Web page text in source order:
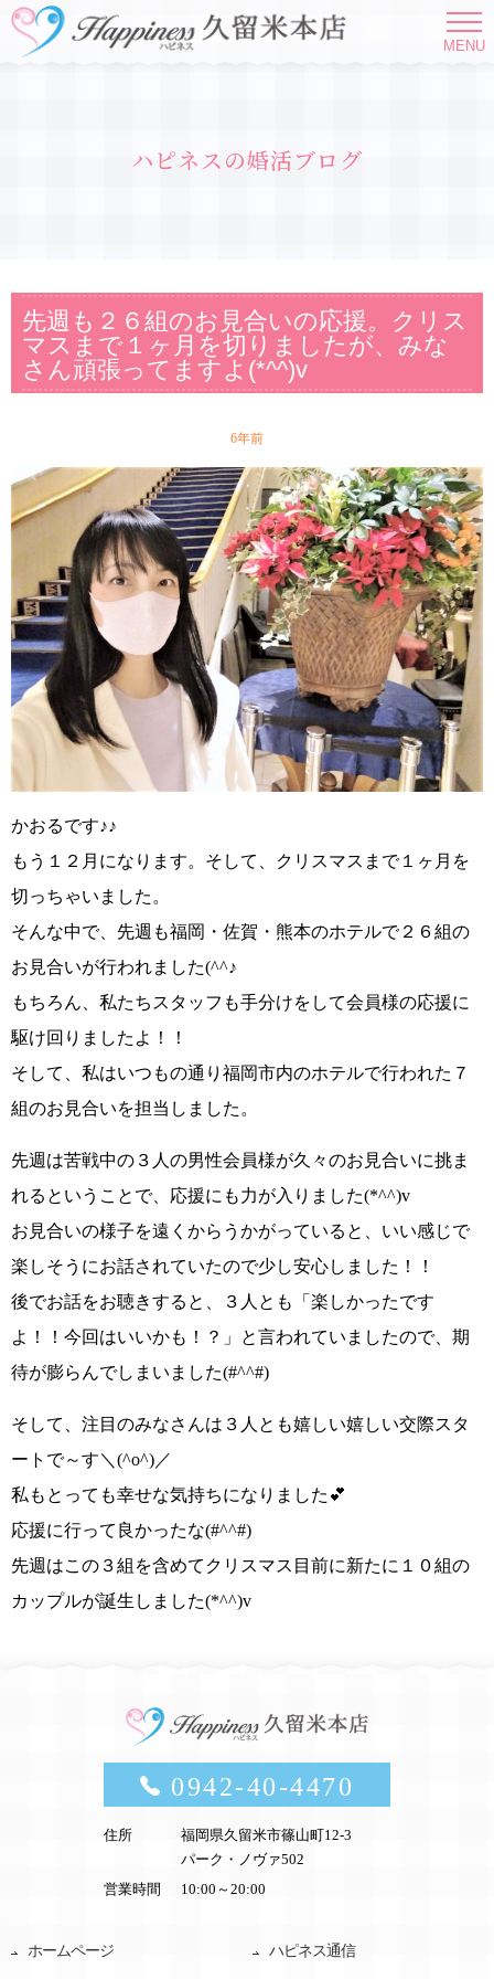
MENU
ハピネスの婚活ブログ
先週も２６組のお見合いの応援。クリス
マスまで１ヶ月を切りましたが、みな
さん頑張ってますよ(*^^)v
6年前
かおるです♪♪
もう１２月になります。そして、クリスマスまで１ヶ月を
切っちゃいました。
そんな中で、先週も福岡・佐賀・熊本のホテルで２６組の
お見合いが行われました(^^♪
もちろん、私たちスタッフも手分けをして会員様の応援に
駆け回りましたよ！！
そして、私はいつもの通り福岡市内のホテルで行われた７
組のお見合いを担当しました。
先週は苦戦中の３人の男性会員様が久々のお見合いに挑ま
れるということで、応援にも力が入りました(*^^)v
お見合いの様子を遠くからうかがっていると、いい感じで
楽しそうにお話されていたので少し安心しました！！
後でお話をお聴きすると、３人とも
「楽しかったです
よ！！今回はいいかも！？」
と言われていましたので、期
待が膨らんでしまいました(#^^#)
そして、 注目のみなさんは３人とも嬉しい嬉しい交際スタ
ートで～す＼(^o^)／
私もとっても幸せな気持ちになりました💕
応援に行って良かったな(#^^#)
先週はこの３組を含めてクリスマス目前に新たに１０組の
カップルが誕生しました(*^^)v
0942-40-4470
住所
福岡県久留米市篠山町12-3
パーク・ノヴァ502
営業時間
10:00～20:00
ホームページ ハピネス通信